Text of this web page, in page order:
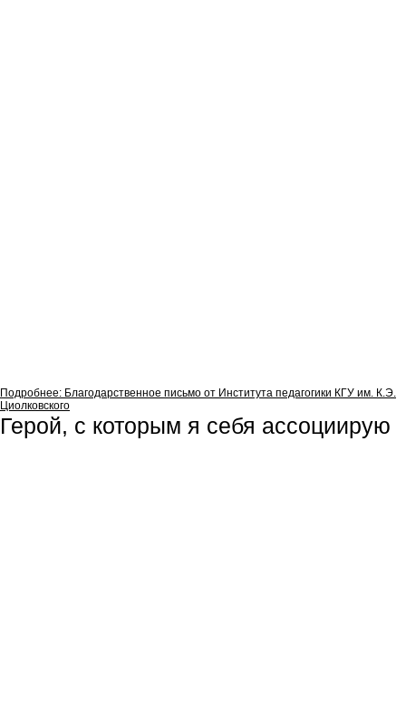
Подробнее: Благодарственное письмо от Института педагогики КГУ им. К.Э.
Циолковского
Герой, с которым я себя ассоциирую